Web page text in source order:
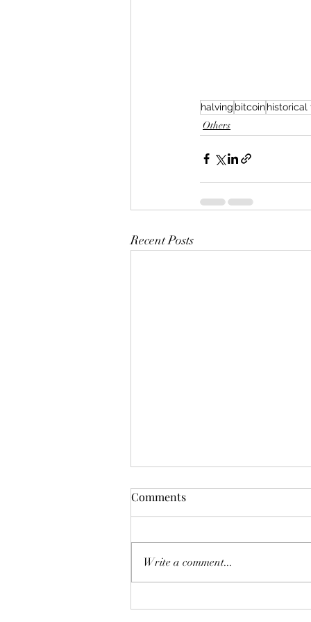
halving bitcoinhistorical
Others
Recent Posts
🔍 CAD/JPY Lagging Oil?
Comments
Write a comment...